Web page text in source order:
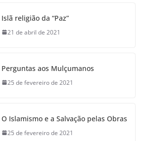
Islã religião da “Paz”
21 de abril de 2021
Perguntas aos Mulçumanos
25 de fevereiro de 2021
O Islamismo e a Salvação pelas Obras
25 de fevereiro de 2021